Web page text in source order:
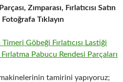
Zımparası, Fırlatıcısı Satın
Tıklayın
tamirini yapıyoruz;